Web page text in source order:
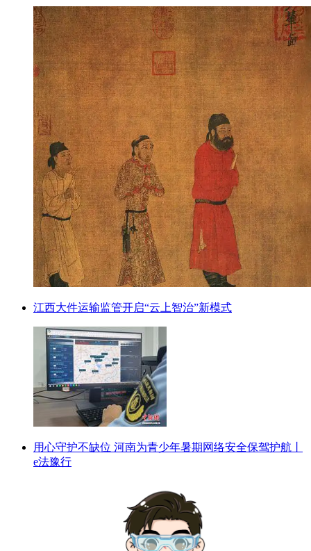
江西大件运输监管开启“云上智治”新模式
用心守护不缺位 河南为青少年暑期网络安全保驾护航丨
e法豫行